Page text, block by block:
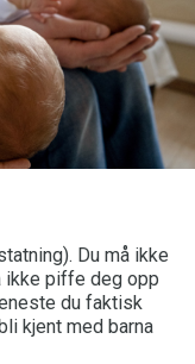
Du må ikke
ikke piffe deg opp
du faktisk
kjent med barna